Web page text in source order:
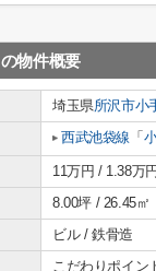
の物件概要
埼玉県所沢市小
西武池袋線 「
11万円 / 1.38万円
8.00坪 / 26.45㎡
ビル / 鉄骨造
こだわりポイン